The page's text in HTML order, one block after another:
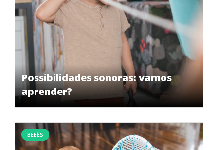
Possibilidades sonoras: vamos
aprender?
BEBÊS